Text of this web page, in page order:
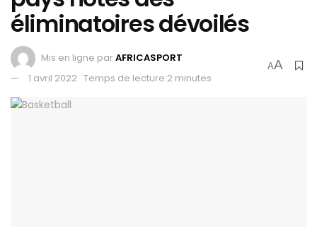
éliminatoires dévoilés
Mis en ligne parAFRICASPORT
1 avril 2022 Temps de lecture:2 minutes
AA